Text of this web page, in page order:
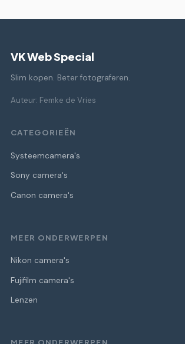
VK Web Special
Slim kopen. Beter fotograferen.
Auteur: Femke de Vries
CATEGORIEËN
Systeemcamera's
Sony camera's
Canon camera's
MEER ONDERWERPEN
Nikon camera's
Fujifilm camera's
Lenzen
MEER ONDERWERPEN